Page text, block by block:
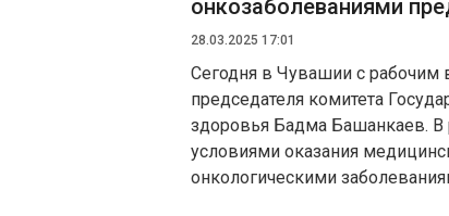
онкозаболеваниями
28.03.2025 17:01
Сегодня в Чувашии с рабочим
председателя комитета
здоровья Бадма Башанкаев. В
условиями оказания
онкологическими